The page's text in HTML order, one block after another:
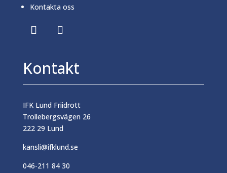
Kontakta oss
Kontakt
IFK Lund Friidrott
Trollebergsvägen 26
222 29 Lund
kansli@ifklund.se
046-211 84 30